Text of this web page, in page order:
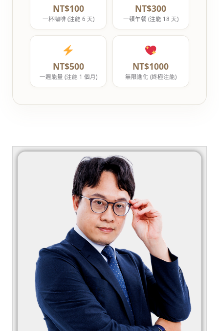
NT$100
一杯咖啡 (注能 6 天)
NT$300
一頓午餐 (注能 18 天)
NT$500
一週能量 (注能 1 個月)
NT$1000
無限進化 (終極注能)